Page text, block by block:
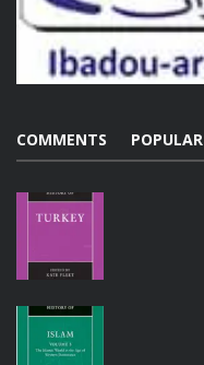
POPULAR
COMMENTS